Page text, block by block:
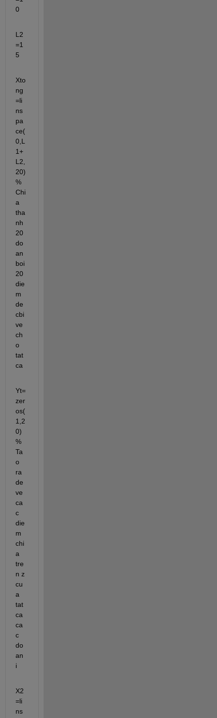
0
L2
=1
5
Xto
ng
=li
ns
pa
ce(
0,L
1+
L2,
20)
%
Chi
a
tha
nh
20
do
an
boi
20
die
m
de
cbi
ve
ch
o
tat
ca
Yt=
zer
os(
1,2
0)
%
Ta
o
ra
de
ve
ca
c
die
m
chi
a
tre
n z
cu
a
tat
ca
ca
c
do
an
i
X2
=li
ns